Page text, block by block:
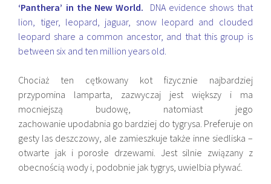
‘Panthera’ in the New World. DNA evidence shows that
lion, tiger, leopard, jaguar, snow leopard and clouded
leopard share a common ancestor, and that this group is
between six and ten million years old.
Chociaż ten cętkowany kot fizycznie najbardziej
przypomina lamparta, zazwyczaj jest większy i ma
mocniejszą budowę, natomiast jego
zachowanie upodabnia go bardziej do tygrysa. Preferuje on
gesty las deszczowy, ale zamieszkuje także inne siedliska –
otwarte jak i porosłe drzewami. Jest silnie związany z
obecnością wody i, podobnie jak tygrys, uwielbia pływać.